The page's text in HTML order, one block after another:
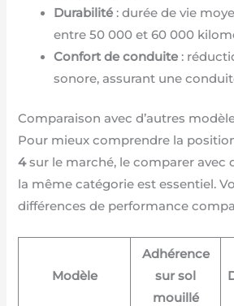
Durabilité : durée de vie
entre 50 000 et 60 000
Confort de conduite :
sonore, assurant une
Comparaison avec d’autres
Pour mieux comprendre la
4sur le marché, le comparer avec
la même catégorie est essentiel.
différences de performance
Modèle
Adhérence
sur sol
mouillé